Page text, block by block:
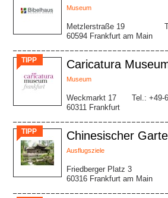
Museum
Metzlerstraße 19
60594 Frankfurt am Main
TIPP Caricatura
Museum
Weckmarkt 17
60311 Frankfurt
Tel.: +49-
TIPP Chinesischer
Ausflugsziele
Friedberger Platz 3
60316 Frankfurt am Main